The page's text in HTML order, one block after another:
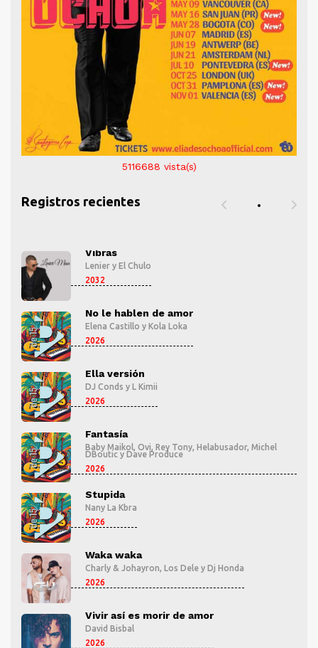
5116688 vista(s)
Registros recientes
Vibras
Lenier y El Chulo
2032
No le hablen de amor
Elena Castillo y Kola Loka
2026
Ella versión
DJ Conds y L Kimii
2026
Fantasía
Baby Maikol, Ovi, Rey Tony, Helabusador, Michel
DBoutic y Dave Produce
2026
Stupida
Nany La Kbra
2026
Waka waka
Charly & Johayron, Los Dele y Dj Honda
2026
Vivir así es morir de amor
David Bisbal
2026